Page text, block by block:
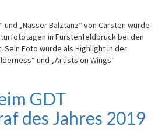
und „Nasser Balztanz“ von Carsten wurde
in Fürstenfeldbruck bei den
Sein Foto wurde als Highlight in der
und „Artists on Wings“
GDT
des Jahres 2019